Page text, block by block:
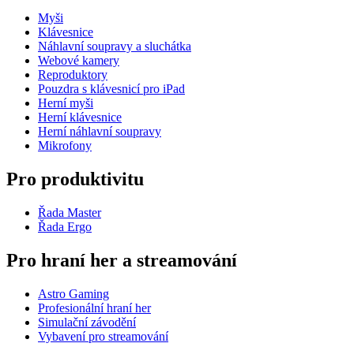
Myši
Klávesnice
Náhlavní soupravy a sluchátka
Webové kamery
Reproduktory
Pouzdra s klávesnicí pro iPad
Herní myši
Herní klávesnice
Herní náhlavní soupravy
Mikrofony
Pro produktivitu
Řada Master
Řada Ergo
Pro hraní her a streamování
Astro Gaming
Profesionální hraní her
Simulační závodění
Vybavení pro streamování